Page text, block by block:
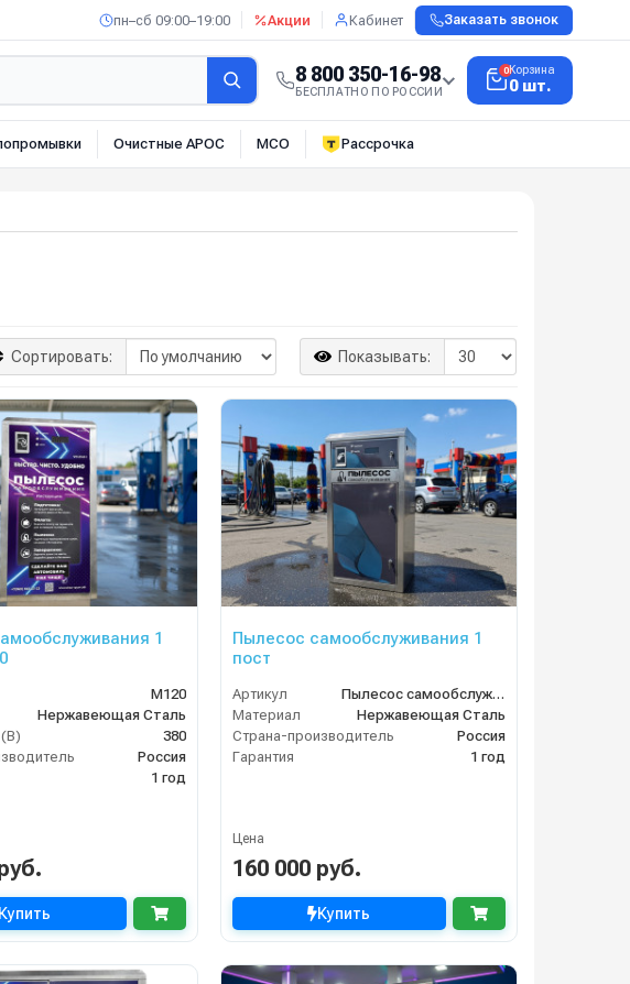
пн–сб 09:00–19:00 Акции Кабинет Заказать звонок
8 800 350-16-98
БЕСПЛАТНО ПО РОССИИ
0Корзина
0 шт.
Очистные АРОС МСО Рассрочка
Сортировать: Показывать:
1
М120
Нержавеющая Сталь
380
Россия
1 год
Купить
Пылесос самообслуживания 1
пост
Артикул
Пылесос самообслуживания 1 пост
Материал
Нержавеющая Сталь
Страна-производитель
Россия
Гарантия
1 год
Цена
160 000 руб.
Купить